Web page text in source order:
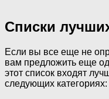
Списки
Если вы все еще не
вам предложить еще
этот список входят
следующих категориях: